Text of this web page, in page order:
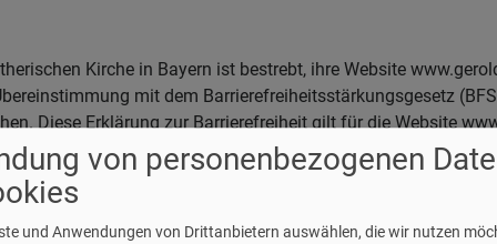
Kirche in Bayern ist bestrebt, ihre Website
mit dem Barrierefreiheitsstärkungsgesetz
Diese Erklärung zur Barrierefreiheit gilt für die Website
mit den Anforderungen
von personenbezogenen
und Anwendungen von Drittanbietern auswählen, die wir nutzen